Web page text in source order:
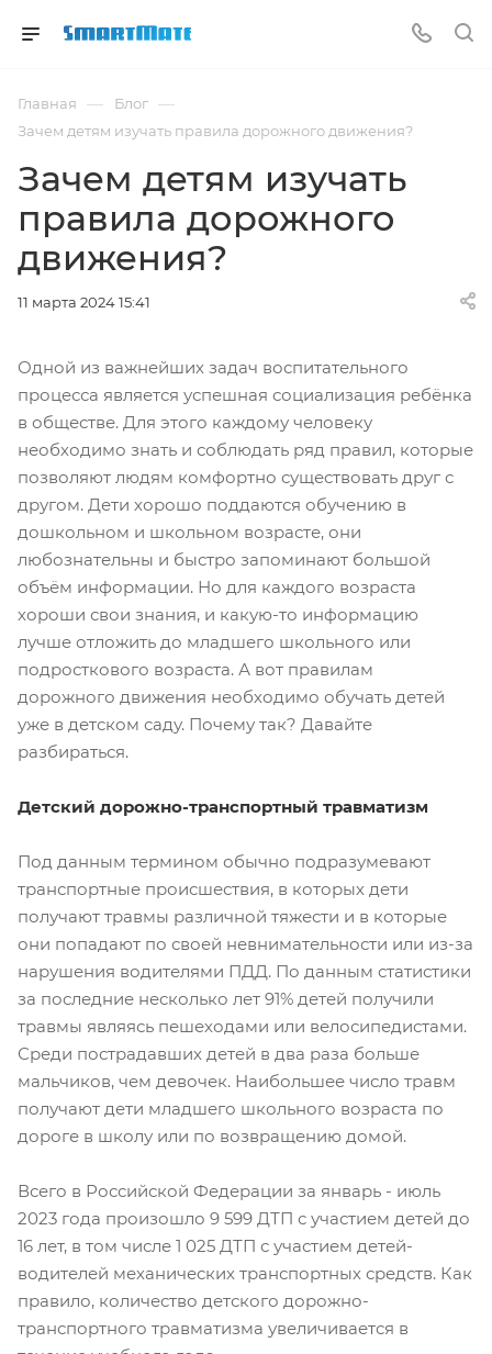
Главная — Блог —
Зачем детям изучать правила дорожного движения?
Зачем детям изучать
правила дорожного
движения?
11 марта 2024 15:41
Одной из важнейших задач воспитательного
процесса является успешная социализация ребёнка
в обществе. Для этого каждому человеку
необходимо знать и соблюдать ряд правил, которые
позволяют людям комфортно существовать друг с
другом. Дети хорошо поддаются обучению в
дошкольном и школьном возрасте, они
любознательны и быстро запоминают большой
объём информации. Но для каждого возраста
хороши свои знания, и какую-то информацию
лучше отложить до младшего школьного или
подросткового возраста. А вот правилам
дорожного движения необходимо обучать детей
уже в детском саду. Почему так? Давайте
разбираться.
Детский дорожно-транспортный травматизм
Под данным термином обычно подразумевают
транспортные происшествия, в которых дети
получают травмы различной тяжести и в которые
они попадают по своей невнимательности или из-за
нарушения водителями ПДД. По данным статистики
за последние несколько лет 91% детей получили
травмы являясь пешеходами или велосипедистами.
Среди пострадавших детей в два раза больше
мальчиков, чем девочек. Наибольшее число травм
получают дети младшего школьного возраста по
дороге в школу или по возвращению домой.
Всего в Российской Федерации за январь - июль
2023 года произошло 9 599 ДТП с участием детей до
16 лет, в том числе 1 025 ДТП с участием детей-
водителей механических транспортных средств. Как
правило, количество детского дорожно-
транспортного травматизма увеличивается в